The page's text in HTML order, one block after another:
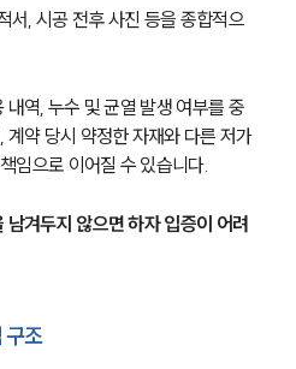
서, 시공 전후 사진 등을 종합적으
역, 누수 및 균열 발생 여부를 중
약 당시 약정한 자재와 다른 저가
임으로 이어질 수 있습니다.
겨두지 않으면 하자 입증이 어려
구조